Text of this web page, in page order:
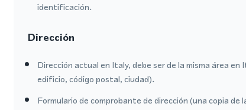
identificación.
Dirección
Dirección actual en Italy, debe ser de la misma área
edificio, código postal, ciudad).
Formulario de comprobante de dirección (una copia